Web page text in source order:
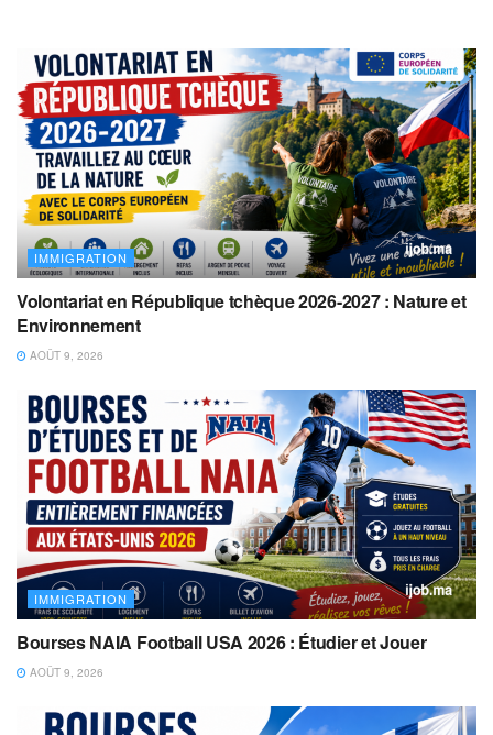
IMMIGRATION
Volontariat en République tchèque 2026-2027 : Nature et
Environnement
AOÛT 9, 2026
IMMIGRATION
Bourses NAIA Football USA 2026 : Étudier et Jouer
AOÛT 9, 2026